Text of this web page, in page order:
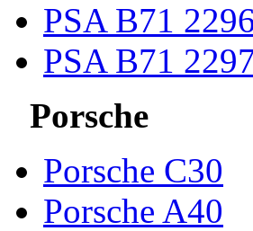
PSA B71
PSA B71
Porsche
Porsche С30
Porsche A40